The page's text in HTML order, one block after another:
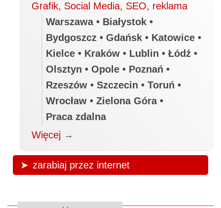
Grafik, Social Media, SEO, reklama
Warszawa • Białystok •
Bydgoszcz • Gdańsk • Katowice •
Kielce • Kraków • Lublin • Łódź •
Olsztyn • Opole • Poznań •
Rzeszów • Szczecin • Toruń •
Wrocław • Zielona Góra •
Praca zdalna
Więcej →
zarabiaj przez internet